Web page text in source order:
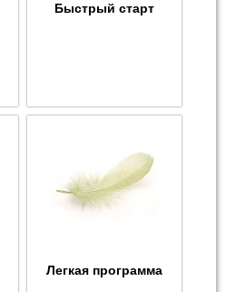
Быстрый старт
Легкая программа